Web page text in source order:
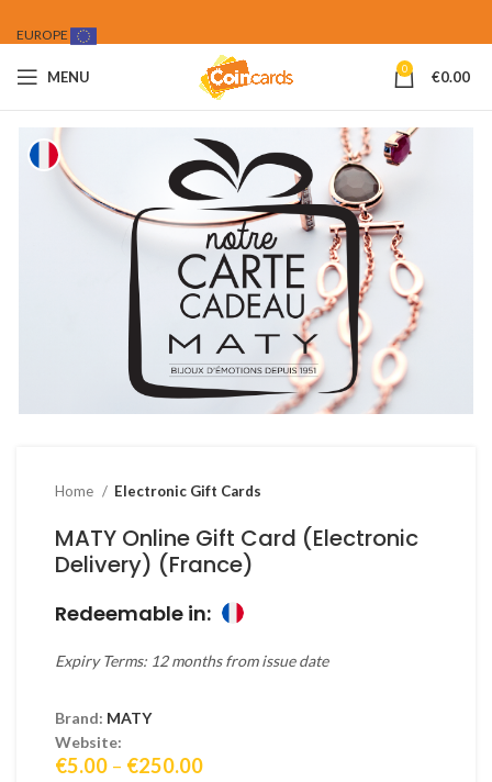
EUROPE
MENU 0 €0.00
Home Electronic Gift Cards
MATY Online Gift Card (Electronic
Delivery) (France)
Redeemable in:
Expiry Terms: 12 months from issue date
Brand: MATY
Website:
€5.00 – €250.00Price